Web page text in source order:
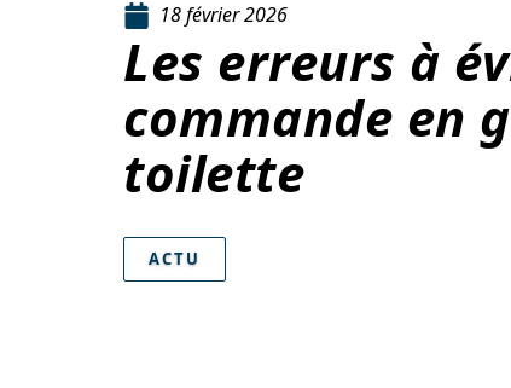
18 février 2026
Les erreurs à
commande en
toilette
ACTU